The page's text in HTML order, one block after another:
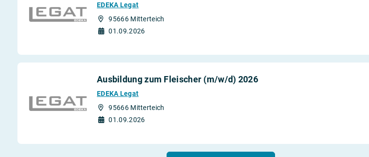
EDEKA Legat
95666 Mitterteich
01.09.2026
Ausbildung zum Fleischer (m/w/d) 2026
EDEKA Legat
95666 Mitterteich
01.09.2026